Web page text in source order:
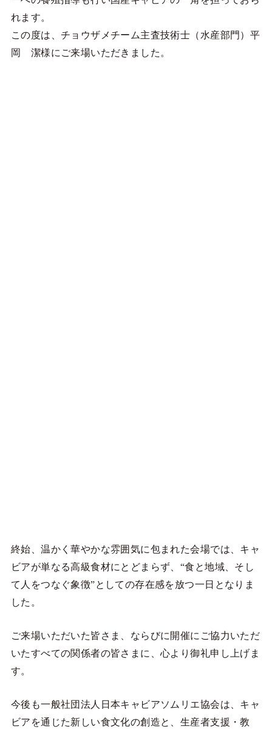
れます。
この度は、チョウザメチーム主査技術士（水産部門）平
岡 潔様にご来場いただきました。
終始、温かく華やかな雰囲気に包まれた会場では、キャ
ビアが単なる高級食材にとどまらず、“食と地域、そし
て人をつなぐ象徴”としての存在感を放つ一日となりま
した。
ご来場いただいた皆さま、ならびに開催にご協力いただ
いたすべての関係者の皆さまに、心より御礼申し上げま
す。
今後も一般社団法人日本キャビアソムリエ協会は、キャ
ビアを通じた新しい食文化の創造と、生産者支援・教